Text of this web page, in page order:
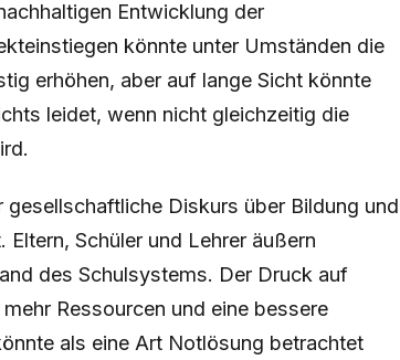
Entwicklung der
könnte unter Umständen die
erhöhen, aber auf lange Sicht könnte
leidet, wenn nicht gleichzeitig die
Diskurs über Bildung und
Schüler und Lehrer äußern
des Schulsystems. Der Druck auf
Ressourcen und eine bessere
als eine Art Notlösung betrachtet